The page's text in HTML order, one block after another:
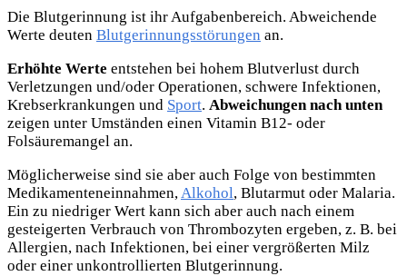
Die Blutgerinnung ist ihr Aufgabenbereich. Abweichende
Werte deuten Blutgerinnungsstörungen an.
Erhöhte Werte entstehen bei hohem Blutverlust durch
Verletzungen und/oder Operationen, schwere Infektionen,
Krebserkrankungen und Sport. Abweichungen nach unten
zeigen unter Umständen einen Vitamin B12- oder
Folsäuremangel an.
Möglicherweise sind sie aber auch Folge von bestimmten
Medikamenteneinnahmen,Alkohol, Blutarmut oder Malaria.
Ein zu niedriger Wert kann sich aber auch nach einem
gesteigerten Verbrauch von Thrombozyten ergeben, z. B. bei
Allergien, nach Infektionen, bei einer vergrößerten Milz
oder einer unkontrollierten Blutgerinnung.